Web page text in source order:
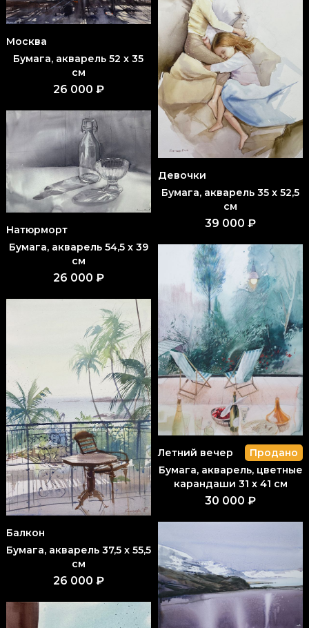
Москва
Бумага, акварель 52 x 35
см
26 000 ₽
Натюрморт
Бумага, акварель 54,5 x 39
см
26 000 ₽
Балкон
Бумага, акварель 37,5 x 55,5
см
26 000 ₽
Девочки
Бумага, акварель 35 x 52,5
см
39 000 ₽
Летний вечер
Продано
Бумага, акварель, цветные
карандаши 31 x 41 см
30 000 ₽